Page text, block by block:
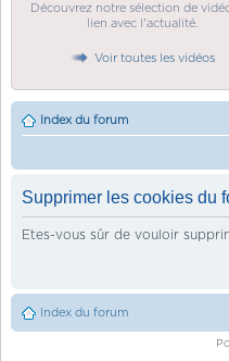
Découvrez notre sélection de
lien avec l'actualité.
Voir toutes les vidéos
Index du forum
Supprimer les cookies du
Etes-vous sûr de vouloir
Index du forum